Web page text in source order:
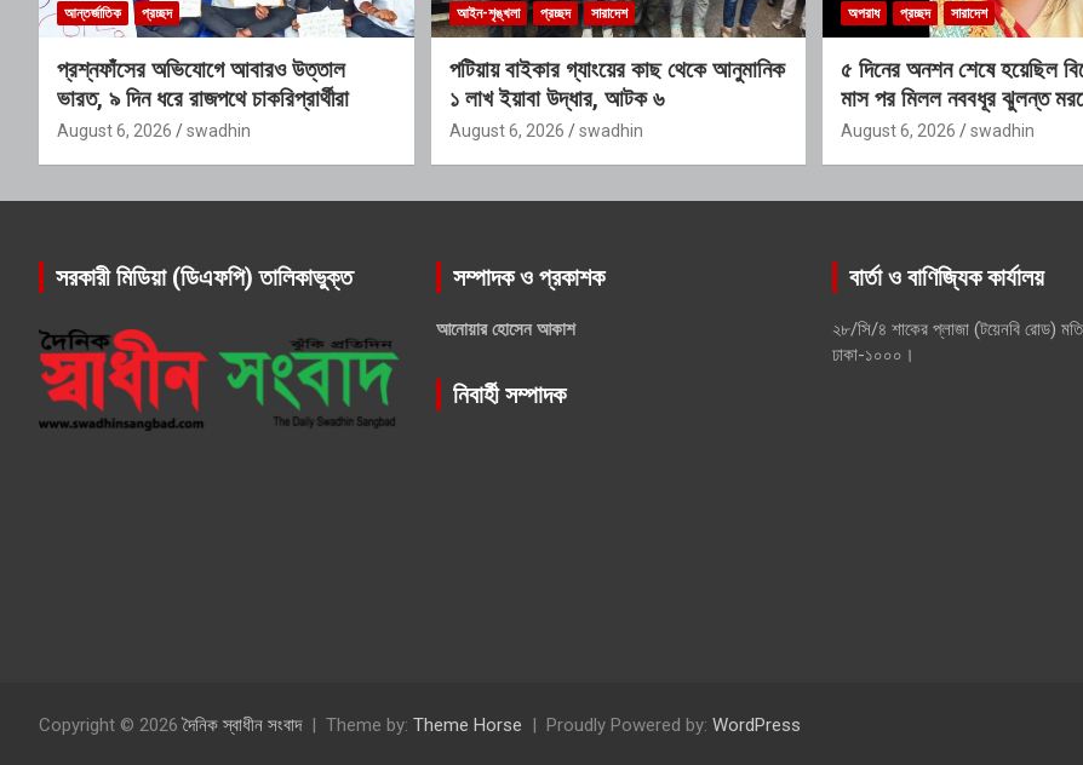
আন্তর্জাতিক প্রচ্ছদ
প্রশ্নফাঁসের অভিযোগে আবারও উত্তাল
ভারত, ৯ দিন ধরে রাজপথে চাকরিপ্রার্থীরা
August 6, 2026 swadhin
আইন-শৃঙ্খলা প্রচ্ছদ সারাদেশ
পটিয়ায় বাইকার গ্যাংয়ের কাছ থেকে আনুমানিক
১ লাখ ইয়াবা উদ্ধার, আটক ৬
August 6, 2026 swadhin
অপরাধ প্রচ্ছদ সারাদেশ
৫ দিনের অনশন শেষে হয়েছিল
মাস পর মিলল নববধূর ঝুলন্ত
August 6, 2026 swadhin
সরকারী মিডিয়া (ডিএফপি) তালিকাভুক্ত সম্পাদক ও প্রকাশক
আনোয়ার হোসেন আকাশ
নিবার্হী সম্পাদক
বার্তা ও বাণিজ্যিক কার্যালয়
২৮/সি/৪ শাকের প্লাজা (টয়েনবি রোড)
ঢাকা-১০০০।
Copyright © 2026দৈনিক স্বাধীন সংবাদ Theme by: Theme Horse Proudly Powered by: WordPress